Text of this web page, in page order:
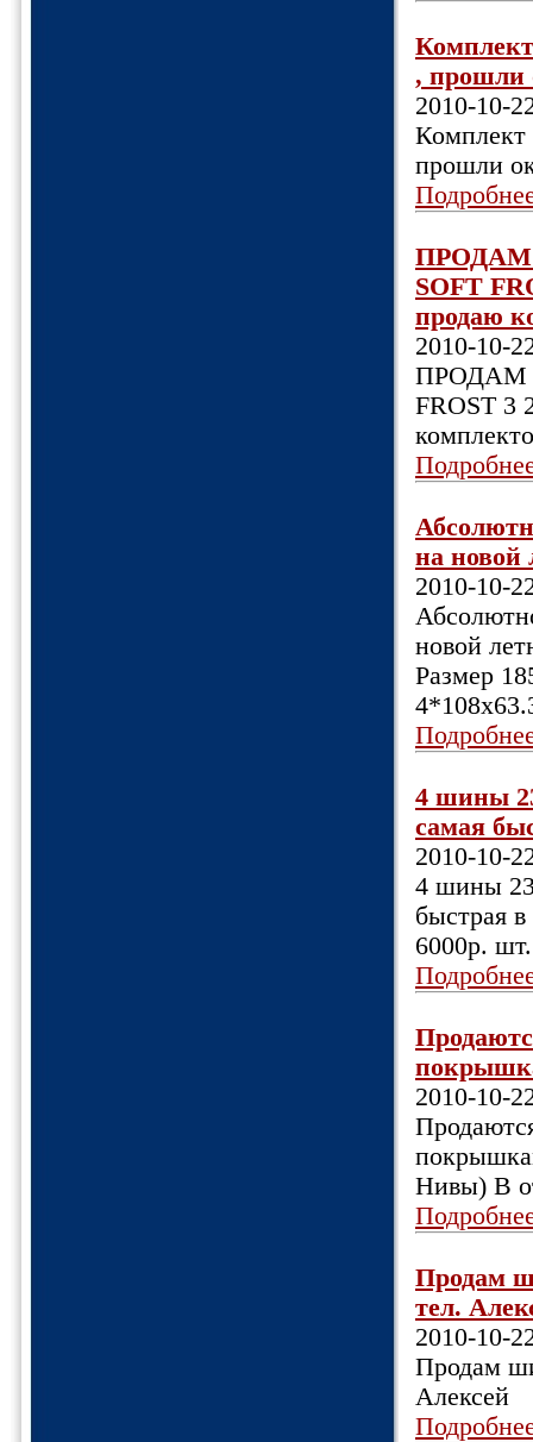
, прошли
2010-10-
Комплект
прошли
ПРОДАМ
SOFT
продаю
2010-10-
ПРОДАМ
FROST
на новой
2010-10-
новой
Размер
4 шины
самая
2010-10-
4 шины
быстрая
6000р. шт.
2010-10-
Нивы) В
Продам
тел.
2010-10-
Продам
Алексей